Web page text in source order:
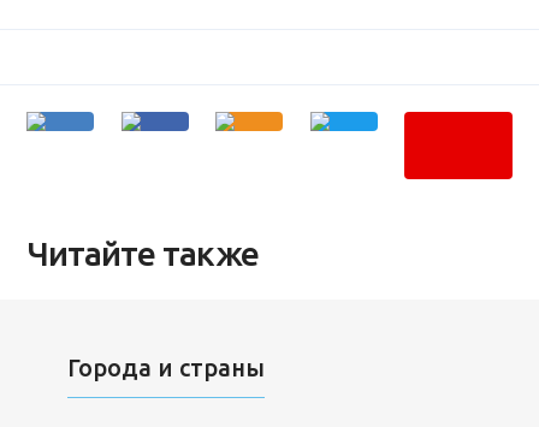
Читайте также
Города и страны